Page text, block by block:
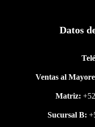
Datos
Ventas al
Matriz:
Sucursal B: